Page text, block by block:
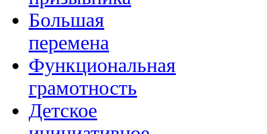
Большая
перемена
Функциональная
грамотность
Детское